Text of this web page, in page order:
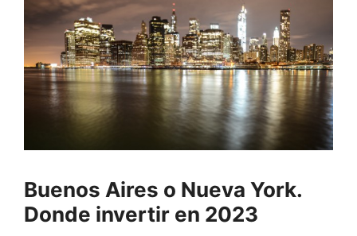
Buenos Aires o Nueva York.
Donde invertir en 2023